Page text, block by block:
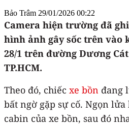
Bảo Trâm 29/01/2026 00:22
Camera hiện trường đã
hình ảnh gây sốc trên vào
28/1 trên đường Dương
TP.HCM.
Theo đó, chiếc xe bồn đang
bất ngờ gặp sự cố. Ngọn
cabin của xe bồn, sau đó